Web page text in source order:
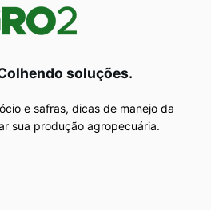
soluções.
e safras, dicas de manejo da
sua produção agropecuária.